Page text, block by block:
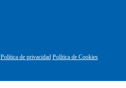
Política de privacidad Política de Cookies